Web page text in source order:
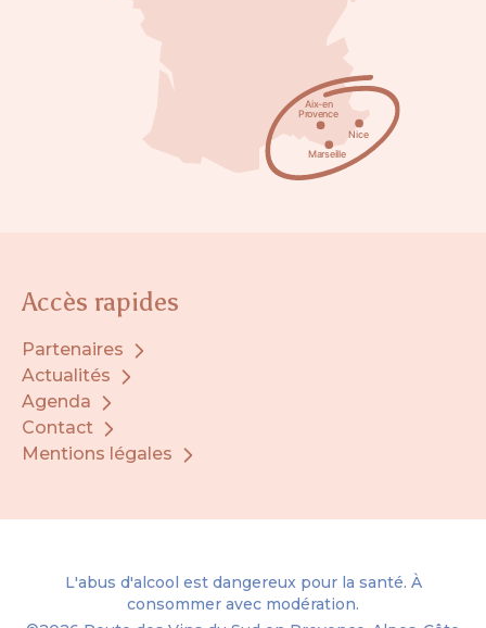
Accès rapides
Partenaires
Actualités
Agenda
Contact
Mentions légales
L'abus d'alcool est dangereux pour la santé. À
consommer avec modération.